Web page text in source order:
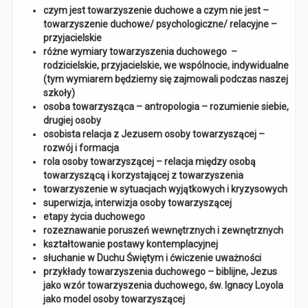
czym jest towarzyszenie duchowe a czym nie jest –
towarzyszenie duchowe/ psychologiczne/ relacyjne –
przyjacielskie
różne wymiary towarzyszenia duchowego –
rodzicielskie, przyjacielskie, we wspólnocie, indywidualne
(tym wymiarem będziemy się zajmowali podczas naszej
szkoły)
osoba towarzysząca – antropologia – rozumienie siebie,
drugiej osoby
osobista relacja z Jezusem osoby towarzyszącej –
rozwój i formacja
rola osoby towarzyszącej – relacja między osobą
towarzyszącą i korzystającej z towarzyszenia
towarzyszenie w sytuacjach wyjątkowych i kryzysowych
superwizja, interwizja osoby towarzyszącej
etapy życia duchowego
rozeznawanie poruszeń wewnętrznych i zewnętrznych
kształtowanie postawy kontemplacyjnej
słuchanie w Duchu Świętym ićwiczenie uważności
przykłady towarzyszenia duchowego – biblijne, Jezus
jako wzór towarzyszenia duchowego, św. Ignacy Loyola
jako model osoby towarzyszącej